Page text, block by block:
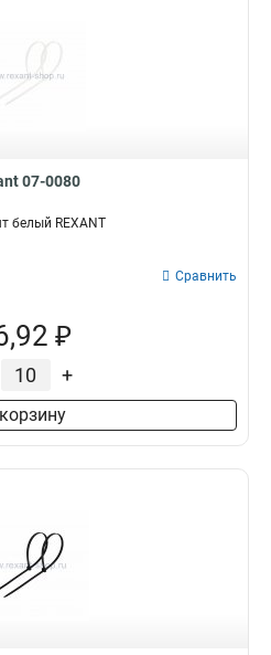
07-0080
белый REXANT
Сравнить
₽
+